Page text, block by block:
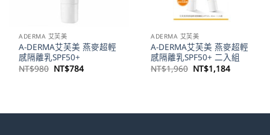
ADERMA 艾芙美
A-DERMA艾芙美 燕麥超輕
感隔離乳SPF50+
NT$980 原
始
NT$784目
ADERMA 艾芙美
A-DERMA艾芙美 燕麥超輕
感隔離乳SPF50+ 二入組
NT$1,960 原
始
NT$1,184目